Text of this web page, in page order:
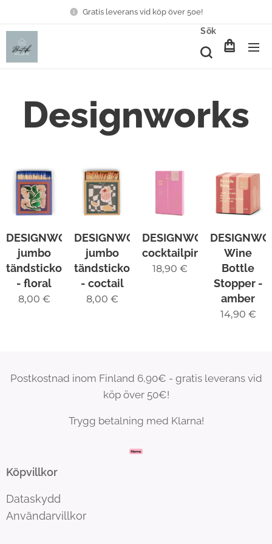
Gratis leverans vid köp över 50e!
Sök
Designworks
DESIGNWORKS
jumbo
tändstickor
- floral
8,00 €
DESIGNWORKS
jumbo
tändstickor
- coctail
8,00 €
DESIGNWORKS
cocktailpinnar
18,90 €
Wine
Bottle
Stopper -
amber
14,90 €
Postkostnad inom Finland 6,90€ - gratis leverans vid
köp över 50€!
Trygg betalning med Klarna!
Köpvillkor
Dataskydd
Användarvillkor